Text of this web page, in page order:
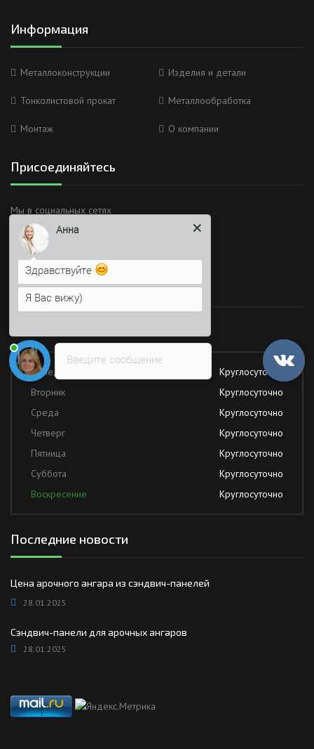
Информация
Металлоконструкции Изделия и детали
Тонколистовой прокат Металлообработка
Монтаж О компании
Присоединяйтесь
Мы в социальных сетях
Время работы
Понедельник
Круглосуточно
Вторник
Круглосуточно
Среда
Круглосуточно
Четверг
Круглосуточно
Пятница
Круглосуточно
Суббота
Круглосуточно
Воскресение
Круглосуточно
Последние новости
Цена арочного ангара из сэндвич-панелей
28.01.2025
Сэндвич-панели для арочных ангаров
28.01.2025
Введите сообщение
Здравствуйте
Я Вас вижу)
Напишите сюда свой вопрос.
Возможно, его решение будет
быстрее